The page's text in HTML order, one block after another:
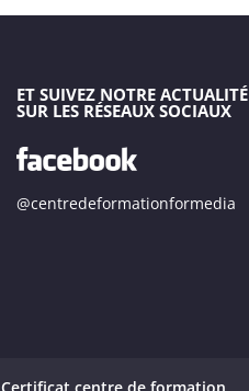
ET SUIVEZ NOTRE ACTUALITÉ
SUR LES RÉSEAUX SOCIAUX
@centredeformationformedia